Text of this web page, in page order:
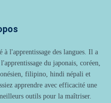
à l'apprentissage des langues. Il a
du japonais, coréen,
filipino, hindi népali et
apprendre avec efficacité une
outils pour la maîtriser.